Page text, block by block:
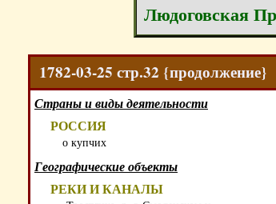
Людоговская
1782-03-25 стр.32
Страны и виды деятельности
РОССИЯ
о купчих
Географические объекты
РЕКИ И КАНАЛЫ